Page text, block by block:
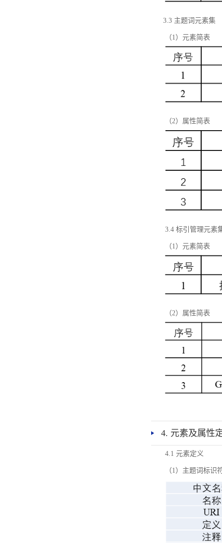
3.3 主题词元素集
（1）元素简表
（2）属性简表
3.4 标引管理元素
（1）元素简表
（2）属性简表
4. 元素及属性
4.1 元素定义
（1）主题词标识